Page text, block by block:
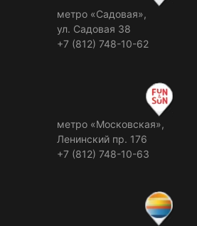
метро «Садовая»,
ул. Садовая 38
+7 (812) 748-10-62
метро «Московская»,
Ленинский пр. 176
+7 (812) 748-10-63